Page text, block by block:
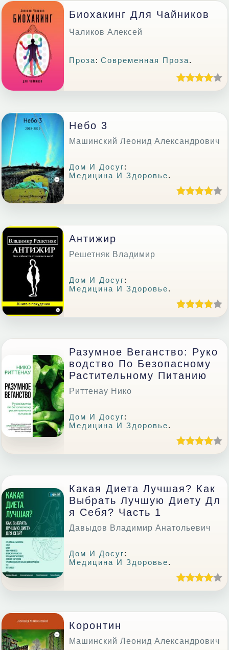
Биохакинг Для Чайников
Чаликов Алексей
Проза:Современная Проза.
Небо 3
Машинский Леонид Александрович
Дом И Досуг:
Медицина И Здоровье.
Антижир
Решетняк Владимир
Дом И Досуг:
Медицина И Здоровье.
Разумное Веганство: Руко
Водство По Безопасному
Растительному Питанию
Риттенау Нико
Дом И Досуг:
Медицина И Здоровье.
Какая Диета Лучшая? Как
Выбрать Лучшую Диету Дл
Я Себя? Часть 1
Давыдов Владимир Анатольевич
Дом И Досуг:
Медицина И Здоровье.
Коронтин
Машинский Леонид Александрович